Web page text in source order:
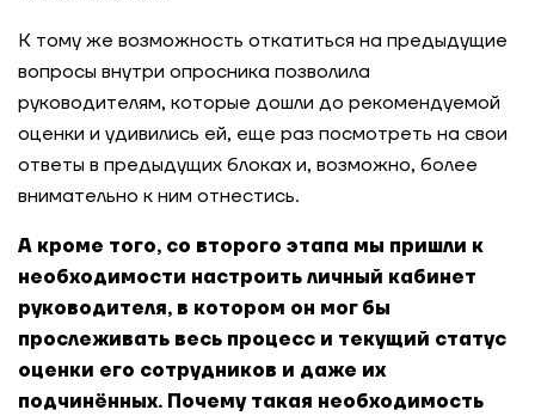
К тому же возможность откатиться на предыдущие
вопросы внутри опросника позволила
руководителям, которые дошли до рекомендуемой
оценки и удивились ей, еще раз посмотреть на свои
ответы в предыдущих блоках и, возможно, более
внимательно к ним отнестись.
А кроме того, со второго этапа мы пришли к
необходимости настроить личный кабинет
руководителя, в котором он мог бы
прослеживать весь процесс и текущий статус
оценки его сотрудников и даже их
подчинённых. Почему такая необходимость